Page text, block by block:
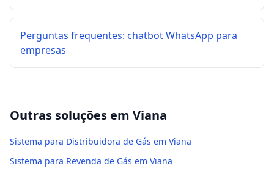
Perguntas frequentes: chatbot WhatsApp para
empresas
Outras soluções em Viana
Sistema para Distribuidora de Gás em Viana
Sistema para Revenda de Gás em Viana